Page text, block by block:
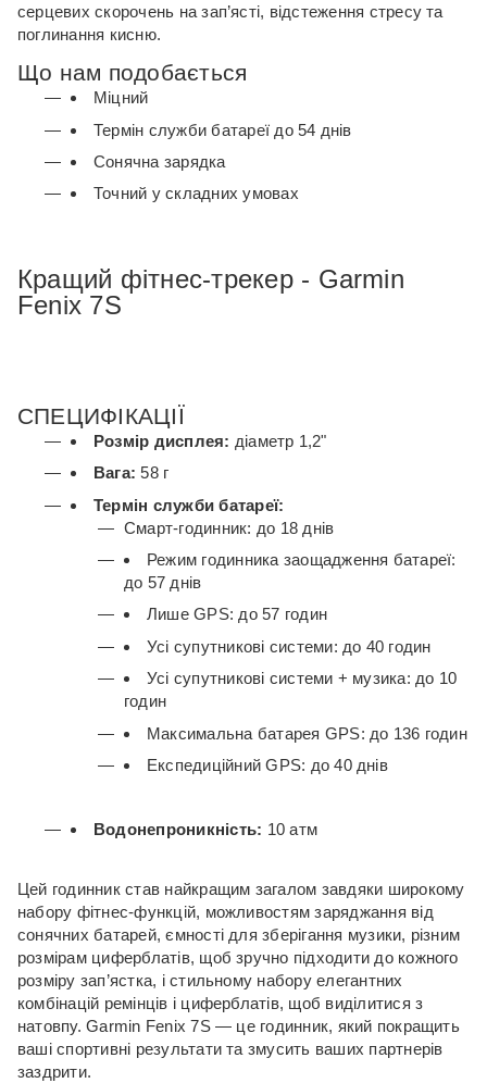
серцевих скорочень на зап’ясті, відстеження стресу та
поглинання кисню.
Що нам подобається
Міцний
Термін служби батареї до 54 днів
Сонячна зарядка
Точний у складних умовах
Кращий фітнес-трекер - Garmin
Fenix ​​7S
СПЕЦИФІКАЦІЇ
Розмір дисплея: діаметр 1,2"
Вага: 58 г
Термін служби батареї:
Смарт-годинник: до 18 днів
Режим годинника заощадження батареї:
до 57 днів
Лише GPS: до 57 годин
Усі супутникові системи: до 40 годин
Усі супутникові системи + музика: до 10
годин
Максимальна батарея GPS: до 136 годин
Експедиційний GPS: до 40 днів
Водонепроникність: 10 атм
Цей годинник став найкращим загалом завдяки широкому
набору фітнес-функцій, можливостям заряджання від
сонячних батарей, ємності для зберігання музики, різним
розмірам циферблатів, щоб зручно підходити до кожного
розміру зап’ястка, і стильному набору елегантних
комбінацій ремінців і циферблатів, щоб виділитися з
натовпу.Garmin Fenix ​​7S — це годинник, який покращить
ваші спортивні результати та змусить ваших партнерів
заздрити.